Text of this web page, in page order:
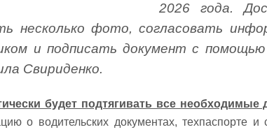
2026 года.
несколько фото, согласовать
и подписать документ с
Свириденко.
будет подтягивать все необходимые
о водительских документах, техпаспорте и